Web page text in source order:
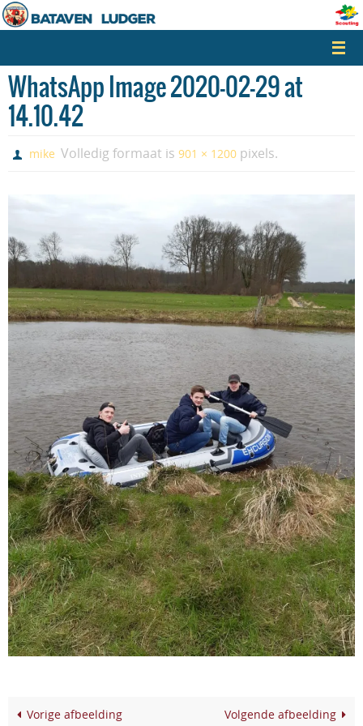
Naar
de
springen
WhatsApp Image 2020-02-29 at
14.10.42
mike Volledig formaat is901 × 1200 pixels.
Vorige afbeelding Volgende afbeelding